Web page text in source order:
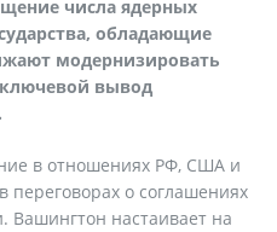
числа ядерных
обладающие
модернизировать
вывод
в отношениях РФ, США и
переговорах о соглашениях
Вашингтон настаивает на